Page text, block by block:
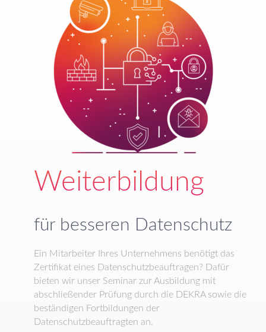
Weiterbildung
für besseren Datenschutz
Ein Mitarbeiter Ihres Unternehmens benötigt das
Zertifikat eines Datenschutzbeauftragen? Dafür
bieten wir unser Seminar zur Ausbildung mit
abschließender Prüfung durch die DEKRA sowie die
beständigen Fortbildungen der
Datenschutzbeauftragten an.